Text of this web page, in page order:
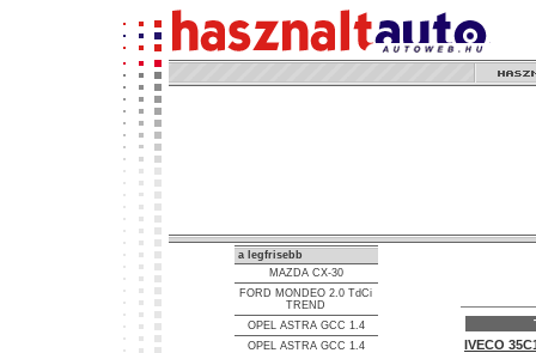
a legfrisebb
MAZDA CX-30
FORD MONDEO 2.0 TdCi
TREND
OPEL ASTRA GCC 1.4
OPEL ASTRA GCC 1.4
IVECO